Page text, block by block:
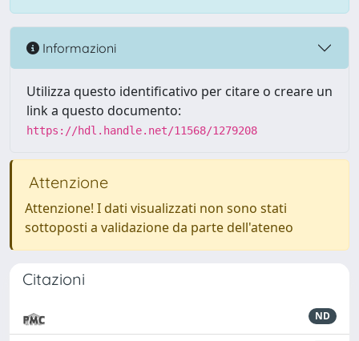
Informazioni
Utilizza questo identificativo per citare o creare un
link a questo documento:
https://hdl.handle.net/11568/1279208
Attenzione
Attenzione! I dati visualizzati non sono stati
sottoposti a validazione da parte dell'ateneo
Citazioni
ND